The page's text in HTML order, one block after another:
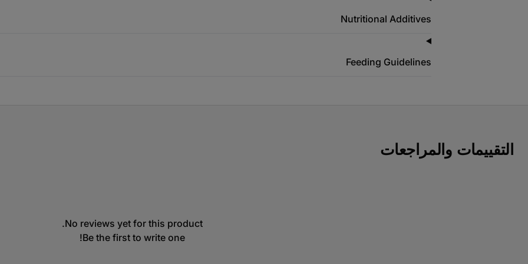
Nutritional Additives
Feeding Guidelines
التقييمات والمراجعات
No reviews yet for this product.
Be the first to write one!